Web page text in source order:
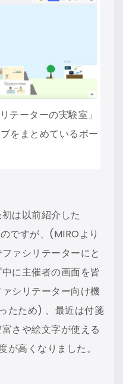
テーターの実験室」
をまとめているボー
は以前紹介した
ですが、(MIROより
ァシリテーターにと
に主催者の画面を皆
シリテーター向け機
たため) 、最近は付箋
さや絵文字が使える
が高くなりました。